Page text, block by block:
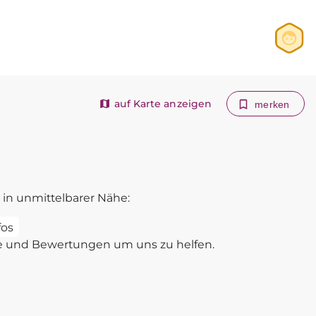
Registrieren
auf Karte anzeigen merken
unmittelbarer Nähe:
und Bewertungen um uns zu helfen.